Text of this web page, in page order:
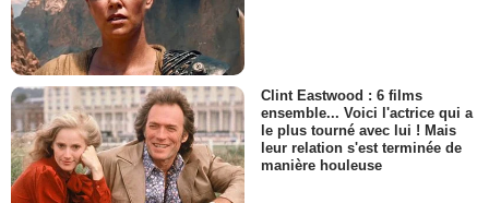
Clint Eastwood : 6 films
ensemble... Voici l'actrice qui a
le plus tourné avec lui ! Mais
leur relation s'est terminée de
manière houleuse